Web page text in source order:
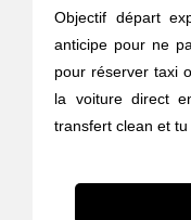
Objectif départ
anticipe pour ne
pour réserver taxi
la voiture direct
transfert clean et tu